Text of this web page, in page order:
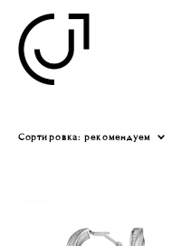
Сортировка: рекомендуем